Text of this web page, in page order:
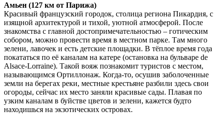
Амьен (127 км от Парижа)
Красивый французский городок, столица региона Пикардия, с
изящной архитектурой и тихой, уютной атмосферой. После
знакомства с главной достопримечательностью – готическим
собором, можно провести время в местном парке. Там много
зелени, лавочек и есть детские площадки. В тёплое время года
покататься по её каналам на катере (остановка на бульваре de
Alsace-Lorraine). Такой вояж познакомит туристов с местом,
называющимся Ортиллонаж. Когда-то, осушив заболоченные
земли на берегах реки, местные крестьяне разбили здесь свои
огороды, сейчас их место заняли красивые сады. Плавая по
узким каналам в буйстве цветов и зелени, кажется будто
находишься на экзотических островах.